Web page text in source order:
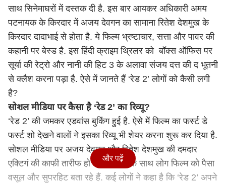
साथ सिनेमाघरों में दस्तक दी है. इस बार आयकर अधिकारी अमय
पटनायक के किरदार में अजय देवगन का सामाना रितेश देशमुख के
किरदार दादाभाई से होता है. ये फिल्म भ्रष्टाचार, सत्ता और पावर की
कहानी पर बेस्ड है. इस हिंदी क्राइम थ्रिलर को बॉक्स ऑफिस पर
सूर्या की रेट्रो और नानी की हिट 3 के अलावा संजय दत्त की द भूतनी
से क्लैश करना पड़ा है. ऐसे में जानते हैं ‘रेड 2’ लोगों को कैसी लगी
है?
सोशल मीडिया पर कैसा है ‘रेड 2’ का रिव्यू?
‘रेड 2’ की जमकर एडवांस बुकिंग हुई है. ऐसे में फिल्म का फर्स्ट डे
फर्स्ट शो देखने वालों ने इसका रिव्यू भी शेयर करना शुरू कर दिया है.
सोशल मीडिया पर अजय देवगन और रितेश देशमुख की दमदार
एक्टिगं की काफी तारीफ हो रही है. इसी के साथ लोग फिल्म को पैसा
वसूल और सुपरहिट बता रहे हैं. कई लोगों ने कहा है कि ‘रेड 2’ अपने
और पढ़ें